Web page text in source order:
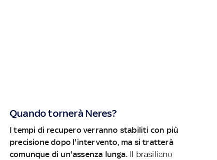
Quando tornerà Neres?
I tempi di recupero verranno stabiliti con più
precisione dopo l'intervento, ma si tratterà
comunque di un'assenza lunga. Il brasiliano